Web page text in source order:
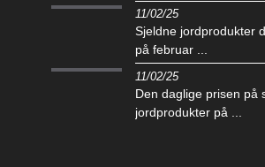
11/02/25
Sjeldne jordprodukter
på februar ...
11/02/25
Den daglige prisen på
jordprodukter på ...